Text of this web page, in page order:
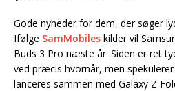
Gode nyheder for dem, der søger
Ifølge SamMobiles kilder vil
Buds 3 Pro næste år. Siden er ret
ved præcis hvornår, men
lanceres sammen med Galaxy Z